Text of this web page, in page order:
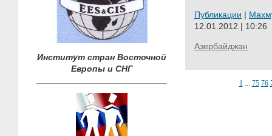
Институт стран Восточной
Европы и СНГ
Публикации |
12.01.2012 | 10:26
Азербайджан
1... 75 76